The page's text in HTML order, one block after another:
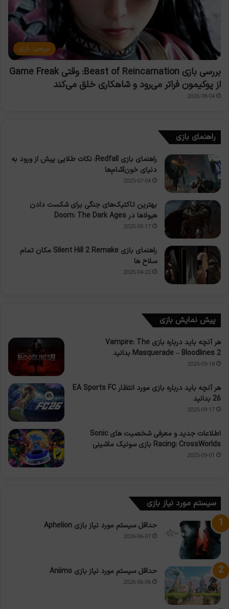
بررسی بازی
بررسی بازی Beast of Reincarnation: وقتی Game Freak
از پوکیمون فراتر می‌رود و شاهکاری خلق می‌کند
2026-08-04
راهنمای بازی
راهنمای بازی Redfall: نکات طلایی پیش از ورود به
دنیای خون‌آشام‌ها
2025-07-04
بهترین تاکتیک‌های جنگی برای شکست دادن
هیولاها در Doom: The Dark Ages
2025-05-17
راهنمای بازی Silent Hill 2 Remake مکان تمام
سلاح ها
2025-04-22
پیش نمایش بازی
هر آنچه باید درباره بازی Vampire: The
Masquerade – Bloodlines 2 بدانید
2025-09-18
هر آنچه باید درباره بازی مورد انتظار EA Sports FC
26 بدانید
2025-09-17
اطلاعات جدید و معرفی شخصیت های Sonic
Racing: CrossWorlds بازی سونیک ماشینی
2025-09-01
سیستم مورد نیاز بازی
حداقل سیستم مورد نیاز بازی Aphelion
2026-06-07
حداقل سیستم مورد نیاز بازی Aniimo
2026-06-06